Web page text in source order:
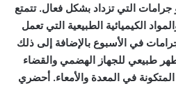
التي تزداد بشكل فعال. تتمتع
الكيميائية الطبيعية التي تعمل
في الأسبوع بالإضافة إلى ذلك
طبيعي للجهاز الهضمي والقضاء
في المعدة والأمعاء. أحضري